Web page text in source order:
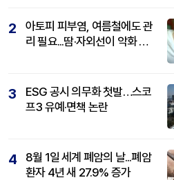
2
아토피 피부염, 여름철에도 관
리 필요...땀·자외선이 악화 요
3
ESG 공시 의무화 첫발…스코
프3 유예·면책 논란
4
8월 1일 세계 폐암의 날...폐암
환자 4년 새 27.9% 증가